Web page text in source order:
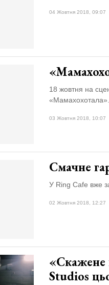
04 Жовтня 2018, 09:07
18 жовтня на
«Мамахохотала».
03 Жовтня 2018, 10:07
Смачне
У Ring Cafe вже
02 Жовтня 2018, 12:27
«Скажене
Studios